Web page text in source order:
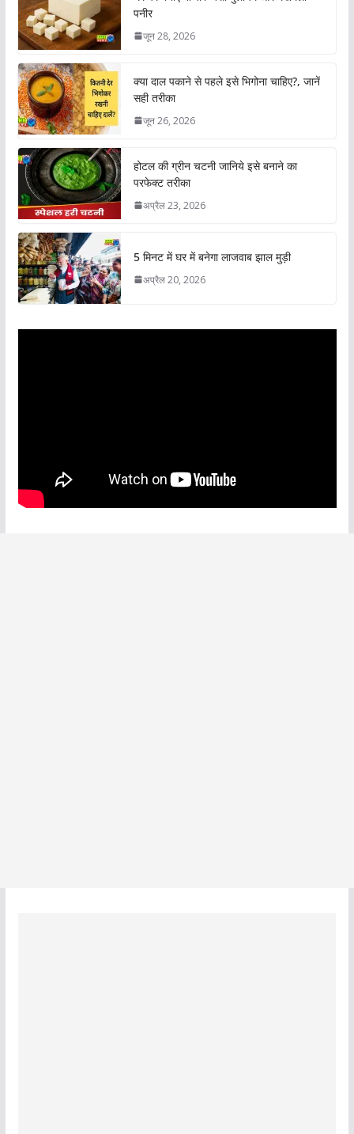
पनीर
जून 28, 2026
क्या दाल पकाने से पहले इसे भिगोना चाहिए?, जानें
सही तरीका
जून 26, 2026
होटल की ग्रीन चटनी जानिये इसे बनाने का
परफेक्ट तरीका
अप्रैल 23, 2026
5 मिनट में घर में बनेगा लाजवाब झाल मुड़ी
अप्रैल 20, 2026